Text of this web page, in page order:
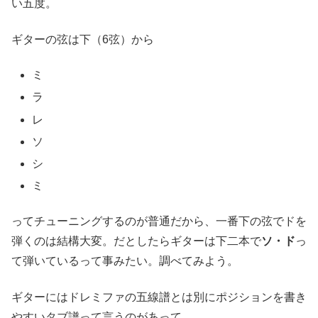
い五度。
ギターの弦は下（6弦）から
ミ
ラ
レ
ソ
シ
ミ
ってチューニングするのが普通だから、一番下の弦でドを
弾くのは結構大変。だとしたらギターは下二本でソ・ドっ
て弾いているって事みたい。調べてみよう。
ギターにはドレミファの五線譜とは別にポジションを書き